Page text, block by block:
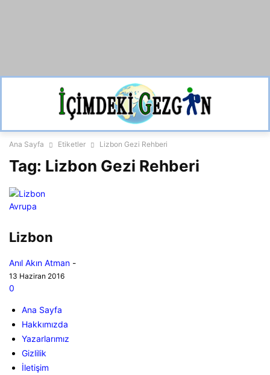
Ana Sayfa Etiketler Lizbon Gezi Rehberi
Tag: Lizbon Gezi Rehberi
Avrupa
Lizbon
Anıl Akın Atman -
13 Haziran 2016
0
Ana Sayfa
Hakkımızda
Yazarlarımız
Gizlilik
İletişim